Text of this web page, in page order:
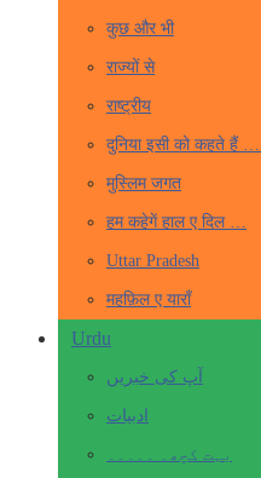
कुछ और भी
राज्यों से
राष्ट्रीय
दुनिया इसी को कहते हैं
मुस्लिम जगत
हम कहेगें हाल ए दिल …
Uttar Pradesh
महफ़िल ए याराँ
Urdu
آپ کی خبریں
ادبیات
بہت کچھ۔ ۔۔۔۔۔